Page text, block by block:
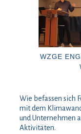
WZGE
Wie befassen sich
mit dem
und Unternehmen
Aktivitäten.